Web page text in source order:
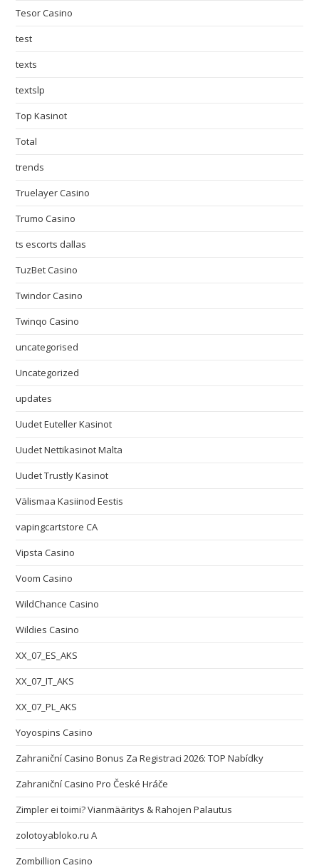
Tesor Casino
test
texts
textslp
Top Kasinot
Total
trends
Truelayer Casino
Trumo Casino
ts escorts dallas
TuzBet Casino
Twindor Casino
Twinqo Casino
uncategorised
Uncategorized
updates
Uudet Euteller Kasinot
Uudet Nettikasinot Malta
Uudet Trustly Kasinot
Välismaa Kasiinod Eestis
vapingcartstore CA
Vipsta Casino
Voom Casino
WildChance Casino
Wildies Casino
XX_07_ES_AKS
XX_07_IT_AKS
XX_07_PL_AKS
Yoyospins Casino
Zahraniční Casino Bonus Za Registraci 2026: TOP Nabídky
Zahraniční Casino Pro České Hráče
Zimpler ei toimi? Vianmääritys & Rahojen Palautus
zolotoyabloko.ru A
Zombillion Casino